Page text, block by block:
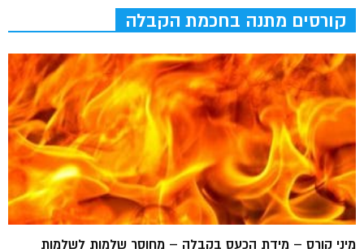
קורסים מתנה בחכמת הקבלה
מיני קורס – מידת הכעס בקבלה – מחוסר שלמות לשלמות